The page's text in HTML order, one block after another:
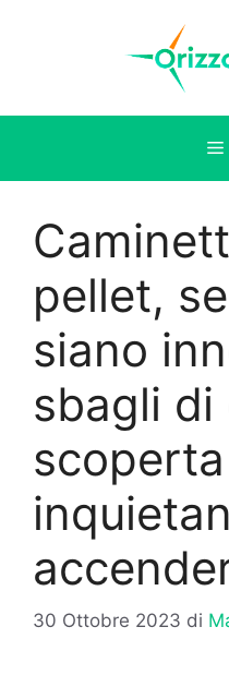
pellet,
siano
sbagli di
scoperta
30 Ottobre 2023 di